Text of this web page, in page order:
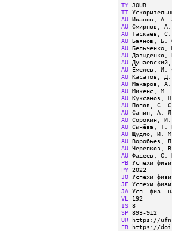
TY
TI
AU
AU
AU
AU
AU
AU
AU
AU
AU
AU
AU
AU
AU
AU
AU
AU
AU
AU
AU
AU
PB
PY
JO
JF
JA
VL
IS
SP
UR
ER https://